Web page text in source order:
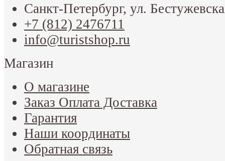
Санкт-Петербург, ул.
+7 (812) 2476711
info@turistshop.ru
Магазин
О магазине
Заказ Оплата Доставка
Гарантия
Наши координаты
Обратная связь